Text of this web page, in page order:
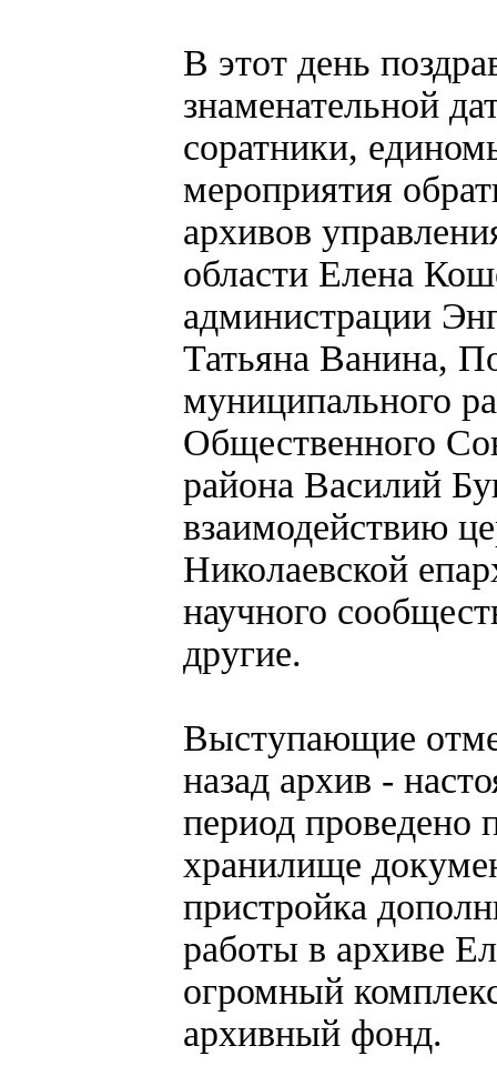
В этот день
знаменательной
соратники,
мероприятия
архивов
области Елена
администрации
Татьяна Ванина,
муниципального
Общественного
района Василий
взаимодействию
Николаевской
научного
другие.
Выступающие
назад архив -
период проведено
хранилище
пристройка
работы в архиве
огромный
архивный фонд.